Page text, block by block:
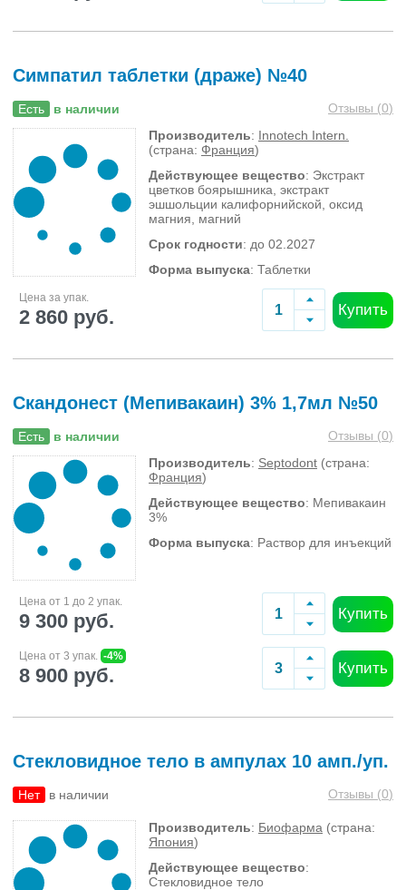
Симпатил таблетки (драже) №40
Есть в наличии Отзывы (0)
Производитель: Innotech Intern.
(страна: Франция)
Действующее вещество: Экстракт
цветков боярышника, экстракт
эшшольции калифорнийской, оксид
магния, магний
Срок годности: до 02.2027
Форма выпуска: Таблетки
Цена за упак.
2 860 руб. Купить
Скандонест (Мепивакаин) 3% 1,7мл №50
Есть в наличии Отзывы (0)
Производитель: Septodont (страна:
Франция)
Действующее вещество: Мепивакаин
3%
Форма выпуска: Раствор для инъекций
Цена от 1 до 2 упак.
9 300 руб. Купить
Цена от 3 упак. -4%
8 900 руб. Купить
Стекловидное тело в ампулах 10 амп./уп.
Нет в наличии Отзывы (0)
Производитель: Биофарма (страна:
Япония)
Действующее вещество:
Стекловидное тело